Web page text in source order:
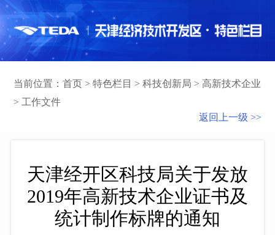
当前位置：首页 >特色栏目 >科技创新局 >高新技术企业
> 工作文件
返回上一级 >>
天津经开区科技局关于发放
2019年高新技术企业证书及
统计制作标牌的通知